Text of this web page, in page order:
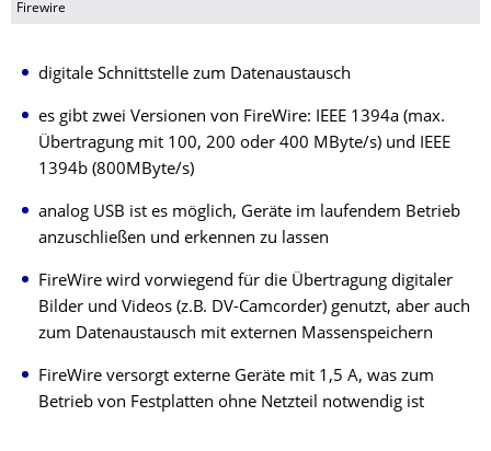
Firewire
digitale Schnittstelle zum Datenaustausch
es gibt zwei Versionen von FireWire: IEEE 1394a (max.
Übertragung mit 100, 200 oder 400 MByte/s) und IEEE
1394b (800MByte/s)
analog USB ist es möglich, Geräte im laufendem Betrieb
anzuschließen und erkennen zu lassen
FireWire wird vorwiegend für die Übertragung digitaler
Bilder und Videos (z.B. DV-Camcorder) genutzt, aber auch
zum Datenaustausch mit externen Massenspeichern
FireWire versorgt externe Geräte mit 1,5 A, was zum
Betrieb von Festplatten ohne Netzteil notwendig ist